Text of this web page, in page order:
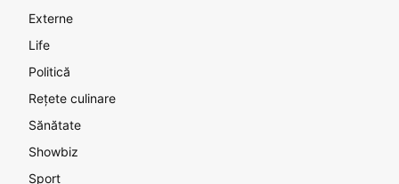
Externe
Life
Politică
Rețete culinare
Sănătate
Showbiz
Sport